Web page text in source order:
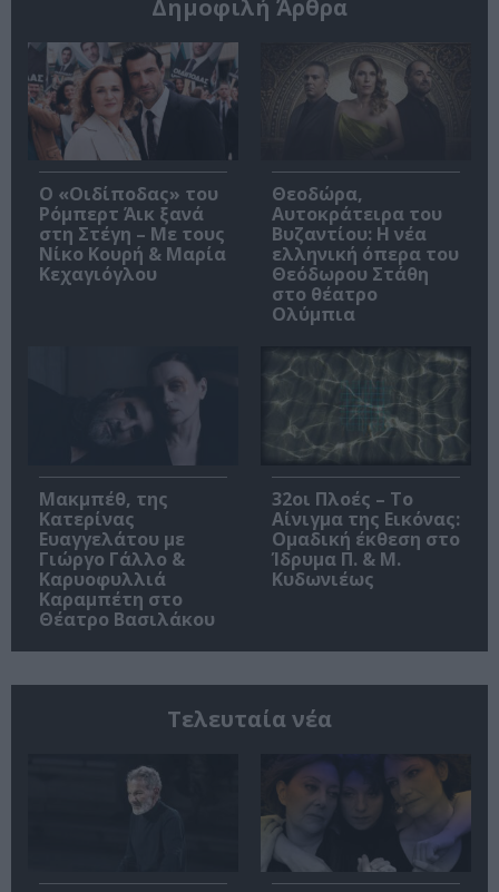
Δημοφιλή Άρθρα
O «Οιδίποδας» του
Ρόμπερτ Άικ ξανά
στη Στέγη – Με τους
Νίκο Κουρή & Μαρία
Κεχαγιόγλου
Θεοδώρα,
Αυτοκράτειρα του
Βυζαντίου: Η νέα
ελληνική όπερα του
Θεόδωρου Στάθη
στο θέατρο
Ολύμπια
Μακμπέθ, της
Κατερίνας
Ευαγγελάτου με
Γιώργο Γάλλο &
Καρυοφυλλιά
Καραμπέτη στο
Θέατρο Βασιλάκου
32οι Πλοές – Το
Αίνιγμα της Εικόνας:
Ομαδική έκθεση στο
Ίδρυμα Π. & Μ.
Κυδωνιέως
Τελευταία νέα